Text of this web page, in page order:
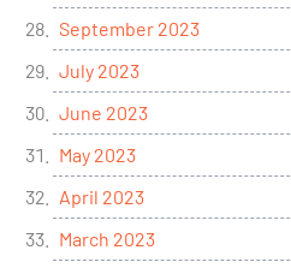
September 2023
July 2023
June 2023
May 2023
April 2023
March 2023